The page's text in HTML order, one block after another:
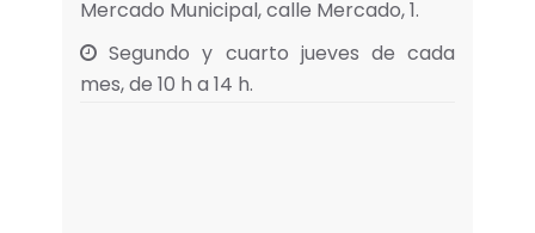
Mercado Municipal, calle Mercado, 1.
Segundo y cuarto jueves de cada
mes, de 10 h a 14 h.